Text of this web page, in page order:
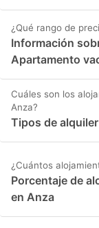
¿Qué rango de
Información
Apartamento
Cuáles son los
Anza?
Tipos de
¿Cuántos
Porcentaje de
en Anza